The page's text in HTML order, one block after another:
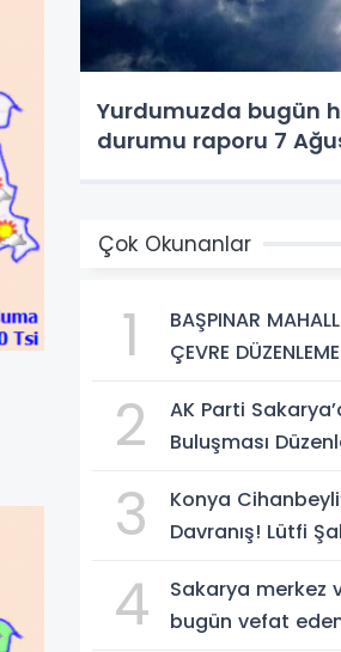
Yurdumuzda bugün
durumu raporu 7
Çok Okunanlar
1
BAŞPINAR
ÇEVRE
2
AK Parti
Buluşması
3
Konya
Davranış! Lütfi
4
Sakarya merkez
bugün vefat